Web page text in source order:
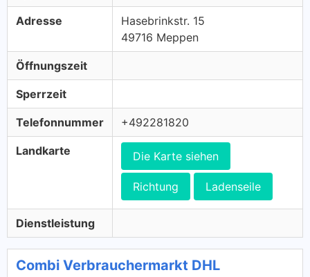
Adresse
Hasebrinkstr. 15
49716 Meppen
Öffnungszeit
Sperrzeit
Telefonnummer +492281820
Landkarte Die Karte siehen
Richtung Ladenseile
Dienstleistung
Combi Verbrauchermarkt DHL